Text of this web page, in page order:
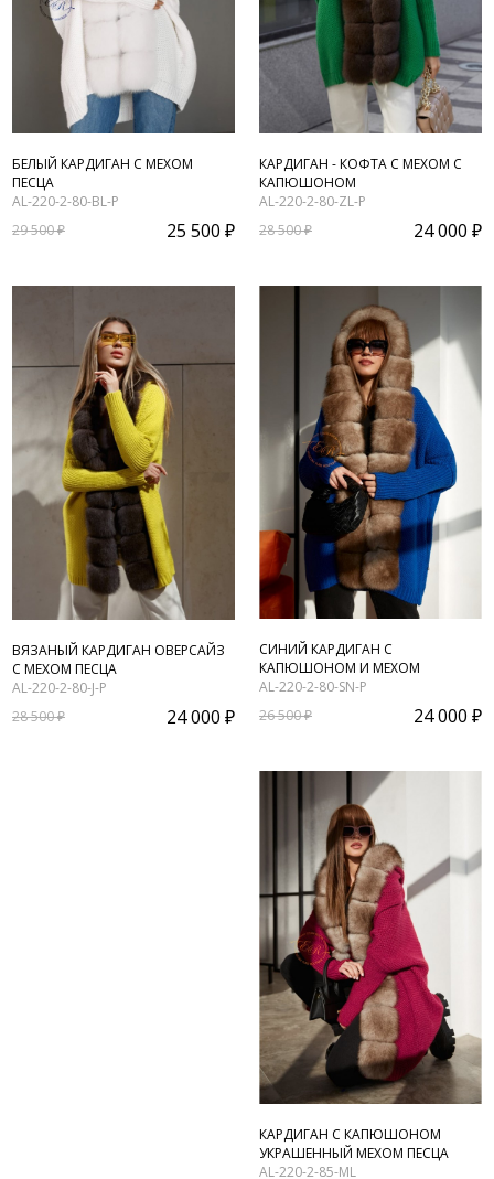
БЕЛЫЙ КАРДИГАН С МЕХОМ
ПЕСЦА
AL-220-2-80-BL-P
29 500 ₽
25 500 ₽
КАРДИГАН - КОФТА С МЕХОМ С
КАПЮШОНОМ
AL-220-2-80-ZL-P
28 500 ₽
24 000 ₽
ВЯЗАНЫЙ КАРДИГАН ОВЕРСАЙЗ
С МЕХОМ ПЕСЦА
AL-220-2-80-J-P
28 500 ₽
24 000 ₽
СИНИЙ КАРДИГАН С
КАПЮШОНОМ И МЕХОМ
AL-220-2-80-SN-P
26 500 ₽
24 000 ₽
КАРДИГАН С КАПЮШОНОМ
УКРАШЕННЫЙ МЕХОМ ПЕСЦА
AL-220-2-85-ML